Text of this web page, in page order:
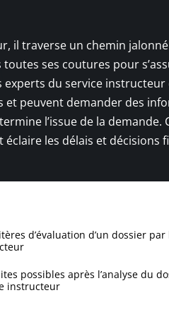
il traverse un chemin jalonné
ses coutures pour
experts du service
et peuvent demander des
l’issue de la demande.
les délais et décisions
d’évaluation d’un dossier
possibles après l’analyse du
instructeur